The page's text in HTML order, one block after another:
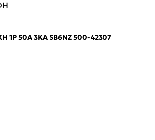
50A 3KA SB6NZ 500-42307